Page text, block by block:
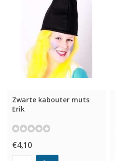
Zwarte kabouter muts
Erik
€4,10